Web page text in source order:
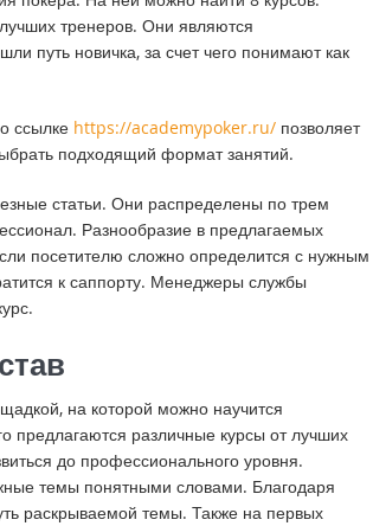
тренеров. Они являются
путь новичка, за счет чего понимают как
ссылке https://academypoker.ru/ позволяет
подходящий формат занятий.
статьи. Они распределены по трем
Разнообразие в предлагаемых
посетителю сложно определится с нужным
к саппорту. Менеджеры службы
на которой можно научится
предлагаются различные курсы от лучших
до профессионального уровня.
темы понятными словами. Благодаря
раскрываемой темы. Также на первых